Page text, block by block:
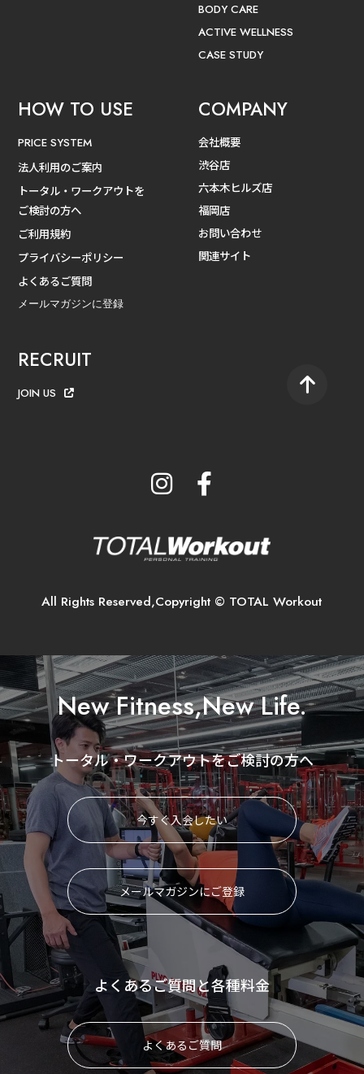
BODY CARE
ACTIVE WELLNESS
CASE STUDY
HOW TO USE
PRICE SYSTEM
法人利用のご案内
トータル・ワークアウトを
ご検討の方へ
ご利用規約
プライバシーポリシー
よくあるご質問
メールマガジンに登録
COMPANY
会社概要
渋谷店
六本木ヒルズ店
福岡店
お問い合わせ
関連サイト
RECRUIT
JOIN US
All Rights Reserved,Copyright © TOTAL Workout
New Fitness,New Life.
トータル・ワークアウトをご検討の方へ
今すぐ入会したい
メールマガジンにご登録
よくあるご質問と各種料金
よくあるご質問